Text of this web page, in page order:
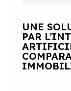
UNE
PAR